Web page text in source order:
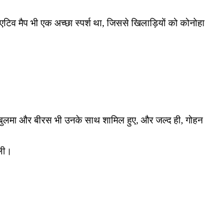
मैप भी एक अच्छा स्पर्श था, जिससे खिलाड़ियों को कोनोहा
और बीरस भी उनके साथ शामिल हुए, और जल्द ही, गोहन